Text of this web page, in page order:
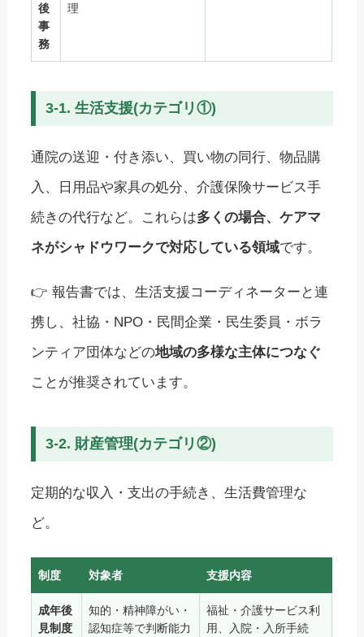
後
事
務
理
3-1. 生活支援(カテゴリ①)
通院の送迎・付き添い、買い物の同行、物品購
入、日用品や家具の処分、介護保険サービス手
続きの代行など。これらは多くの場合、ケアマ
ネがシャドウワークで対応している領域です。
👉 報告書では、生活支援コーディネーターと連
携し、社協・NPO・民間企業・民生委員・ボラ
ンティア団体などの地域の多様な主体につなぐ
ことが推奨されています。
3-2. 財産管理(カテゴリ②)
定期的な収入・支出の手続き、生活費管理な
ど。
制度 対象者 支援内容
成年後
見制度
知的・精神障がい・
認知症等で判断能力
福祉・介護サービス利
用、入院・入所手続